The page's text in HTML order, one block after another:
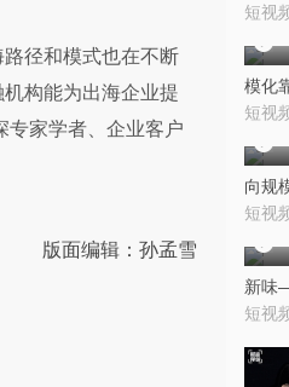
径和模式也在不断
构能为出海企业提
家学者、企业客户
版面编辑：孙孟雪
短视
模化
短视
向规
短视
新味
短视